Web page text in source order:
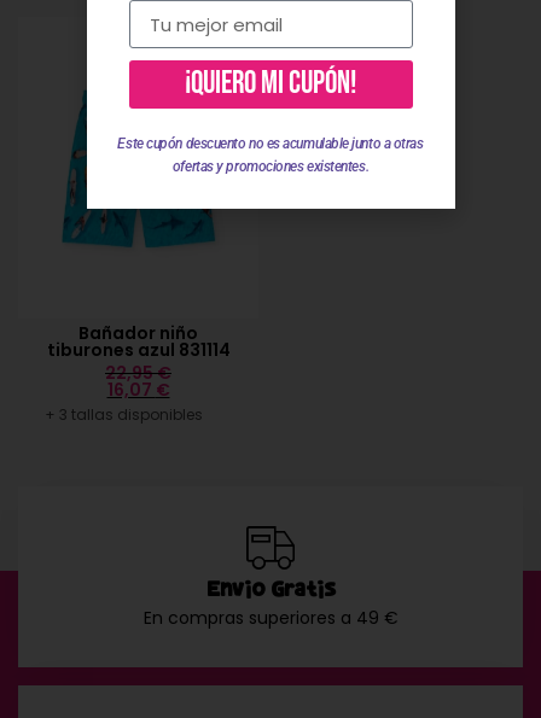
Bañador niño
tiburones azul 831114
22,95€
16,07 €
+ 3 tallas disponibles
Envío Gratis
En compras superiores a 49 €
¡QUIERO MI CUPÓN!
Este cupón descuento no es acumulable junto a otras
ofertas y promociones existentes.